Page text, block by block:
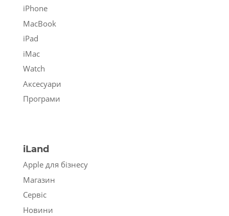
iPhone
MacBook
iPad
iMac
Watch
Аксесуари
Програми
iLand
Apple для бізнесу
Магазин
Сервіс
Новини